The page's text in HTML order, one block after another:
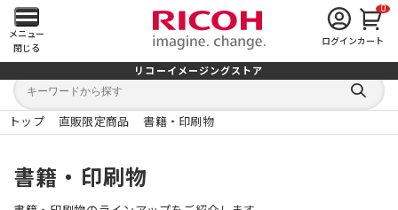
メ
イ
ン
メ
ニ
メニュー
閉じる
ログイン
0
カート
リコーイメージングストア
キ
ワ
ー
キ
検
索
る
トップ 直販限定商品 書籍・印刷物
書籍・印刷物